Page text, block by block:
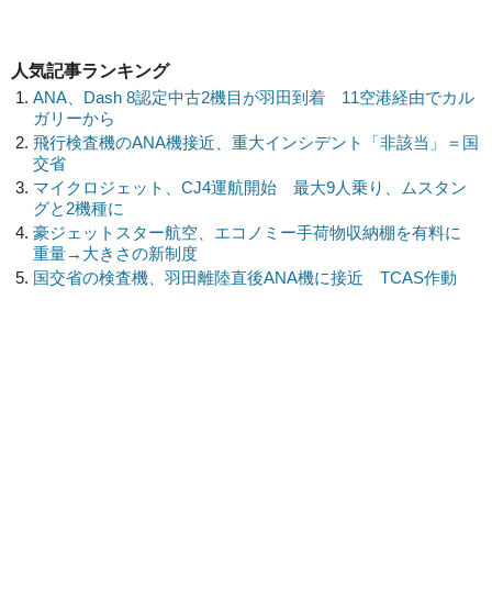
人気記事ランキング
ANA、Dash 8認定中古2機目が羽田到着 11空港経由でカル
ガリーから
飛行検査機のANA機接近、重大インシデント「非該当」＝国
交省
マイクロジェット、CJ4運航開始 最大9人乗り、ムスタン
グと2機種に
豪ジェットスター航空、エコノミー手荷物収納棚を有料に
重量→大きさの新制度
国交省の検査機、羽田離陸直後ANA機に接近 TCAS作動